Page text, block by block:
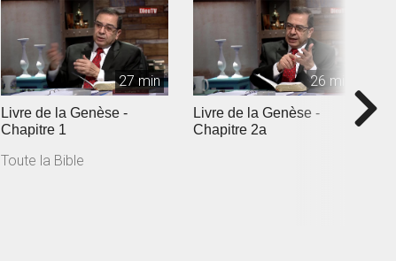
27 min
Livre de la Genèse -
Chapitre 1
Toute la Bible
26 min
Livre de la Genèse -
Chapitre 2a